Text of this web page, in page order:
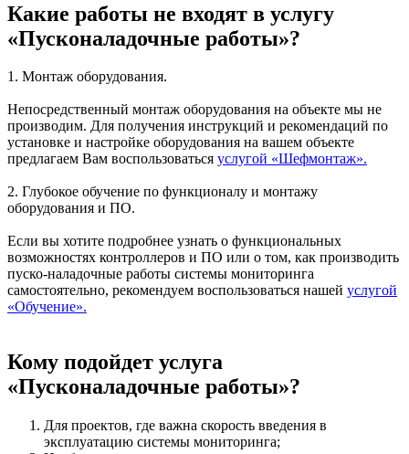
Какие работы не входят в услугу
«Пусконаладочные работы»?
1. Монтаж оборудования.
Непосредственный монтаж оборудования на объекте мы не
производим. Для получения инструкций и рекомендаций по
установке и настройке оборудования на вашем объекте
предлагаем Вам воспользоваться услугой «Шефмонтаж».
2. Глубокое обучение по функционалу и монтажу
оборудования и ПО.
Если вы хотите подробнее узнать о функциональных
возможностях контроллеров и ПО или о том, как производить
пуско-наладочные работы системы мониторинга
самостоятельно, рекомендуем воспользоваться нашей услугой
«Обучение».
Кому подойдет услуга
«Пусконаладочные работы»?
Для проектов, где важна скорость введения в
эксплуатацию системы мониторинга;